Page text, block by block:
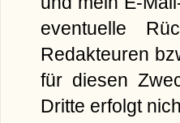
eventuelle
Redakteuren
für diesen
Dritte erfolgt